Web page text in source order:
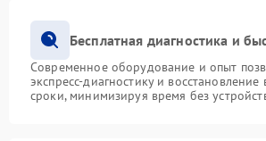
Бесплатная диагностика и
Современное оборудование и опыт
экспресс-диагностику и
сроки, минимизируя время без